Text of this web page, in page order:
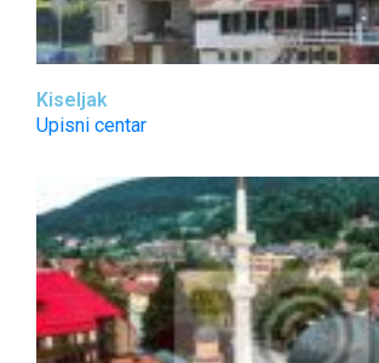
Kiseljak
Upisni centar